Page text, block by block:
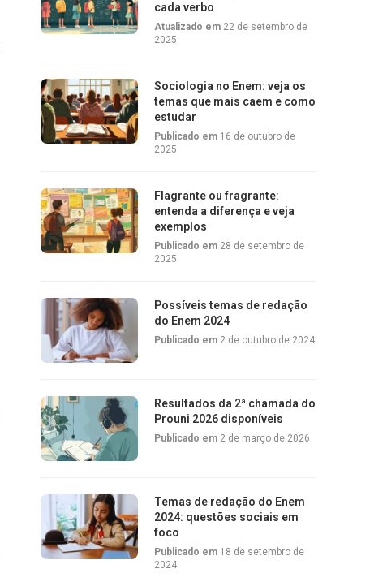
cada verbo
Atualizado em 22 de setembro de
2025
Sociologia no Enem: veja os
temas que mais caem e como
estudar
Publicado em 16 de outubro de
2025
Flagrante ou fragrante:
entenda a diferença e veja
exemplos
Publicado em 28 de setembro de
2025
Possíveis temas de redação
do Enem 2024
Publicado em 2 de outubro de 2024
Resultados da 2ª chamada do
Prouni 2026 disponíveis
Publicado em 2 de março de 2026
Temas de redação do Enem
2024: questões sociais em
foco
Publicado em 18 de setembro de
2024